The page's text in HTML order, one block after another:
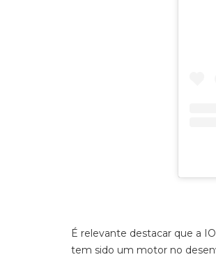
É relevante destacar que a
tem sido um motor no